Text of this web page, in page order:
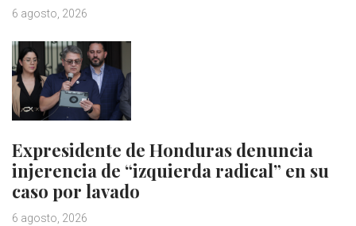
6 agosto, 2026
Expresidente de Honduras denuncia
injerencia de “izquierda radical” en su
caso por lavado
6 agosto, 2026